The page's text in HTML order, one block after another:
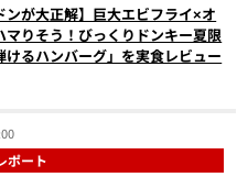
ンが大正解】巨大エビフライ×オ
マりそう！びっくりドンキー夏限
けるハンバーグ」を実食レビュー
ポート